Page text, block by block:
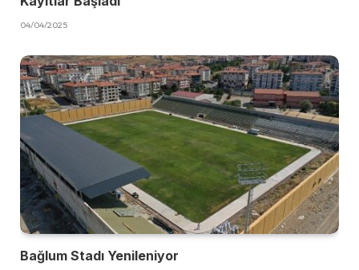
04/04/2025
Bağlum Stadı Yenileniyor